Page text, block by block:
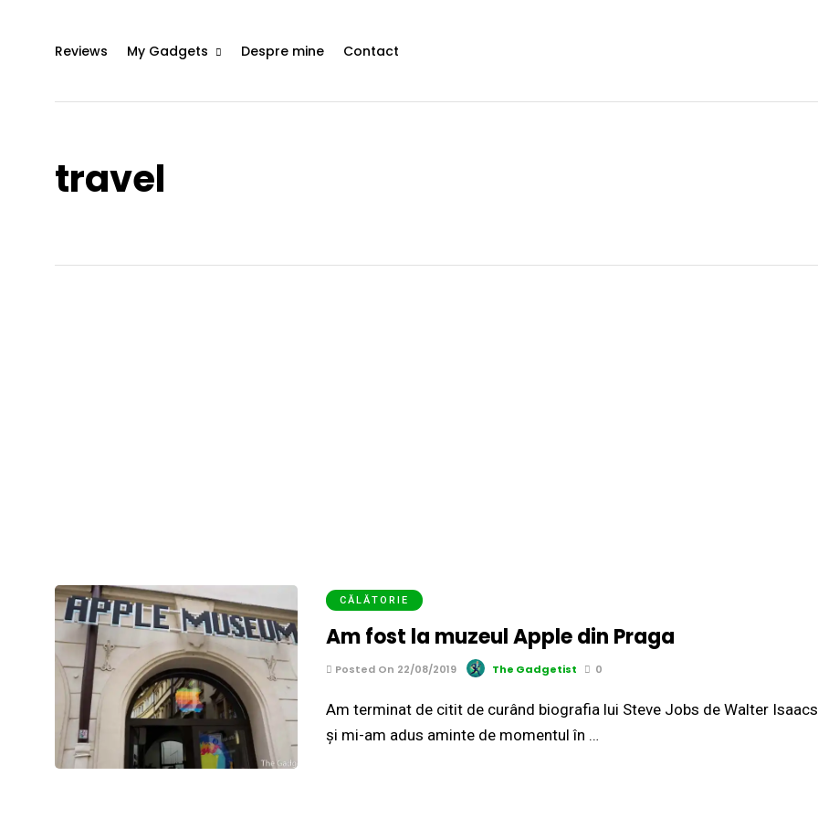
Reviews My Gadgets Despre mine Contact
travel
CĂLĂTORIE
Am fost la muzeul Apple din Praga
Posted On 22/08/2019 The Gadgetist 0
Am terminat de citit de curând biografia lui Steve Jobs de Walter
și mi-am adus aminte de momentul în …